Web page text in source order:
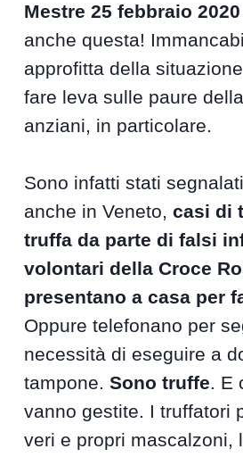
Mestre 25 febbraio 2020
anche questa!
approfitta della
fare leva sulle paure
anziani, in particolare.
Sono infatti stati
anche in Veneto,casi di
truffa da parte di falsi
volontari della Croce
presentano a casa per
Oppure telefonano per
necessità di eseguire a
tampone.Sono truffe. E
vanno gestite. I truffatori
veri e propri mascalzoni,